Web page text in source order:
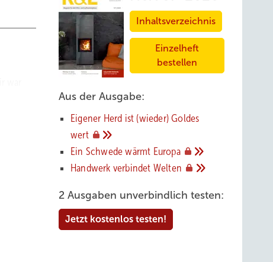
Inhaltsverzeichnis
Einzelheft
bestellen
Aus der Ausgabe:
Eigener Herd ist (wieder) Goldes
wert
Ein Schwede wärmt Europa
Handwerk verbindet Welten
2 Ausgaben unverbindlich testen:
Jetzt kostenlos testen!